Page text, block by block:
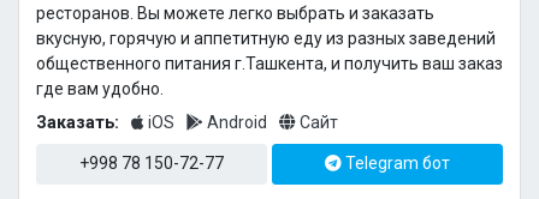
ресторанов. Вы можете легко выбрать и заказать
вкусную, горячую и аппетитную еду из разных заведений
общественного питания г.Ташкента, и получить ваш заказ
где вам удобно.
Заказать:
iOS Android Сайт
+998 78 150-72-77 Telegram бот